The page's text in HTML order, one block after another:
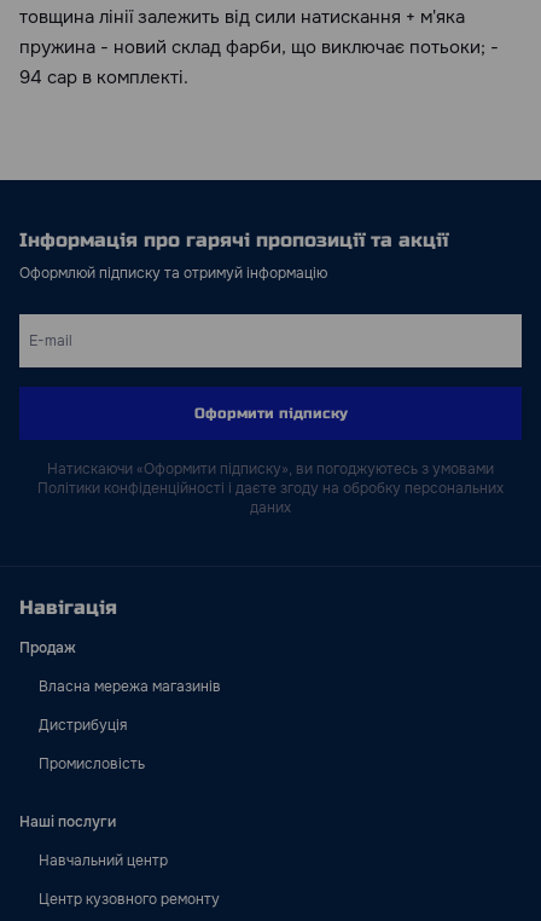
товщина лінії залежить від сили натискання + м'яка
пружина - новий склад фарби, що виключає потьоки; -
94 cap в комплекті.
Інформація про гарячі пропозиції та акції
Оформлюй підписку та отримуй інформацію
Оформити підписку
Натискаючи «Оформити підписку», ви погоджуютесь з умовами
Політики конфіденційності і даєте згоду на обробку персональних
даних
Навігація
Продаж
Власна мережа магазинів
Дистрибуція
Промисловість
Наші послуги
Навчальний центр
Центр кузовного ремонту